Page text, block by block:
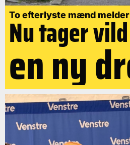
To efterlyste mænd
Nu tager
en ny